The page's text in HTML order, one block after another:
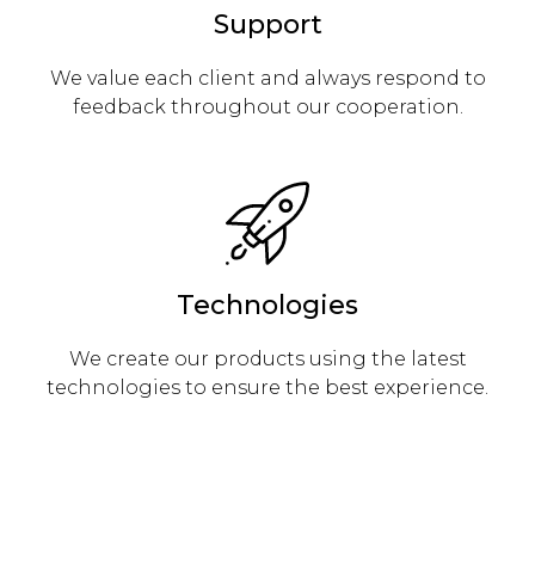
Support
We value each client and always respond to
feedback throughout our cooperation.
Technologies
We create our products using the latest
technologies to ensure the best experience.